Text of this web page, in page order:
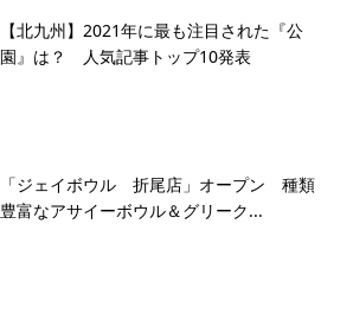
【北九州】2021年に最も注目された『公
園』は？ 人気記事トップ10発表
「ジェイボウル 折尾店」オープン 種類
豊富なアサイーボウル＆グリーク...